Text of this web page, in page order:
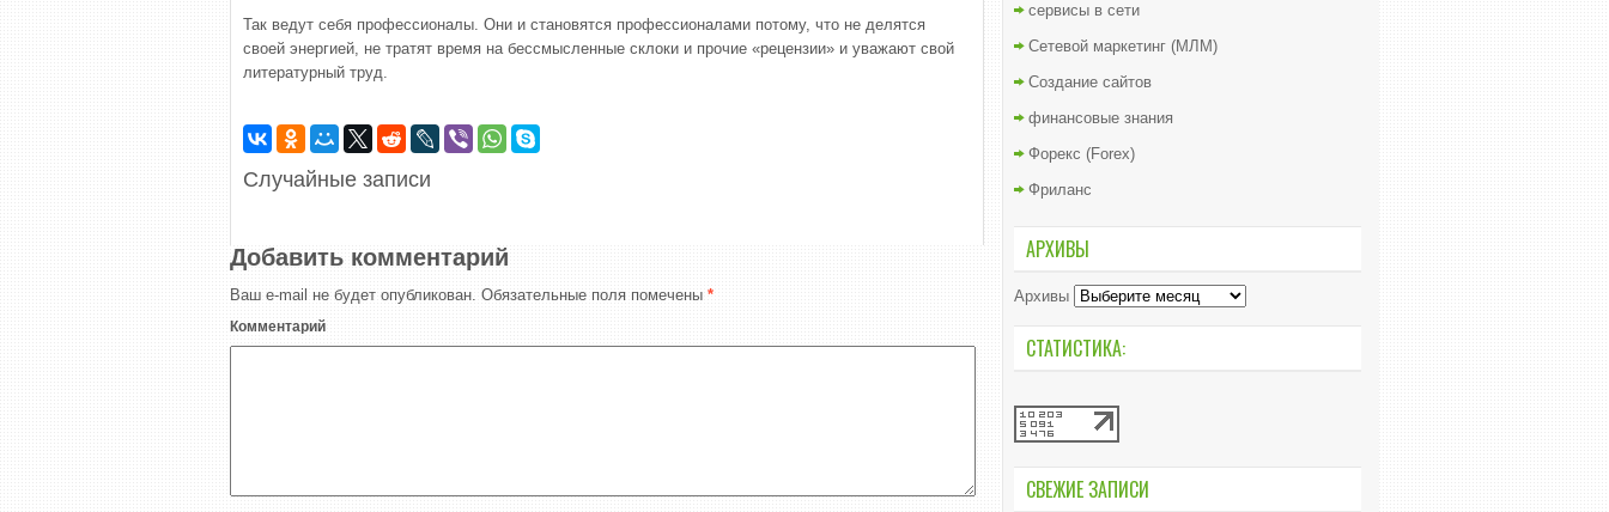
Так ведут себя профессионалы. Они и становятся профессионалами потому, что не делятся
своей энергией, не тратят время на бессмысленные склоки и прочие «рецензии» и уважают свой
литературный труд.
Случайные записи
Добавить комментарий
Ваш e-mail не будет опубликован. Обязательные поля помечены *
Комментарий
сервисы в сети
Сетевой маркетинг (МЛМ)
Создание сайтов
финансовые знания
Форекс (Forex)
Фриланс
АРХИВЫ
Архивы
СТАТИСТИКА:
СВЕЖИЕ ЗАПИСИ